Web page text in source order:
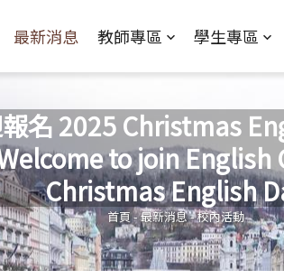
最新消息 教師專區 學生專區
名 2025 Christmas
to join
Christmas English
您在這裡
首頁 -最新消息-校內活動